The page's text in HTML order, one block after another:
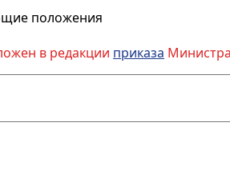
положения
в редакции приказа